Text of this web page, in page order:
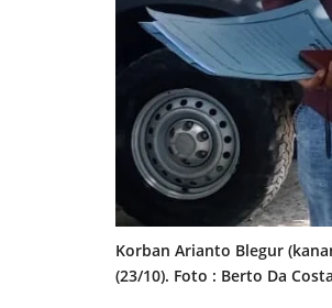
Korban Arianto Blegur
(23/10). Foto : Berto Da